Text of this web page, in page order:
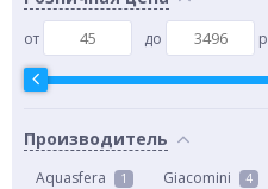
от до
Производитель
Aquasfera 1 Giacomini 4